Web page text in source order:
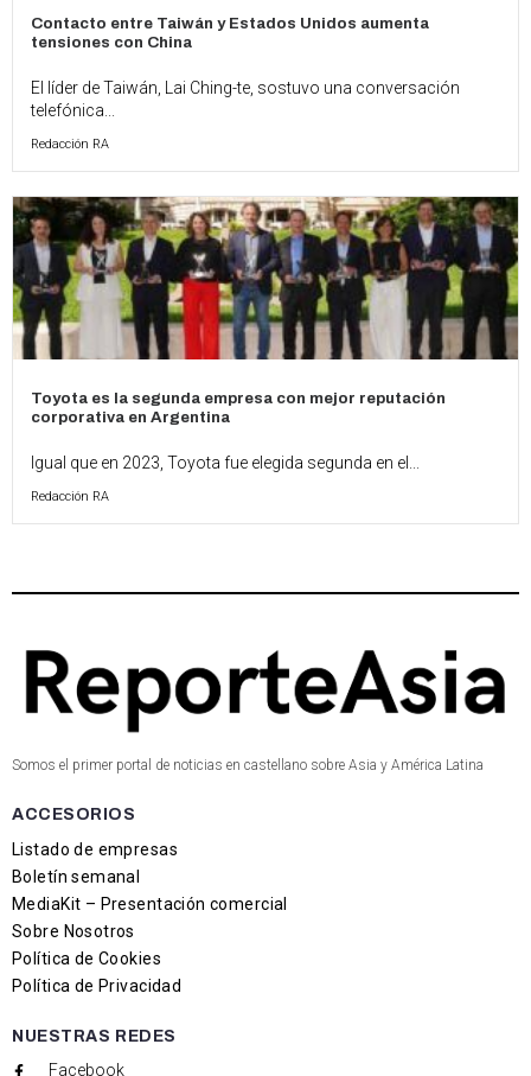
Contacto entre Taiwán y Estados Unidos aumenta
tensiones con China
El líder de Taiwán, Lai Ching-te, sostuvo una conversación
telefónica...
Redacción RA
Toyota es la segunda empresa con mejor reputación
corporativa en Argentina
Igual que en 2023, Toyota fue elegida segunda en el...
Redacción RA
Somos el primer portal de noticias en castellano sobre Asia y América Latina
ACCESORIOS
Listado de empresas
Boletín semanal
MediaKit – Presentación comercial
Sobre Nosotros
Política de Cookies
Política de Privacidad
NUESTRAS REDES
Facebook